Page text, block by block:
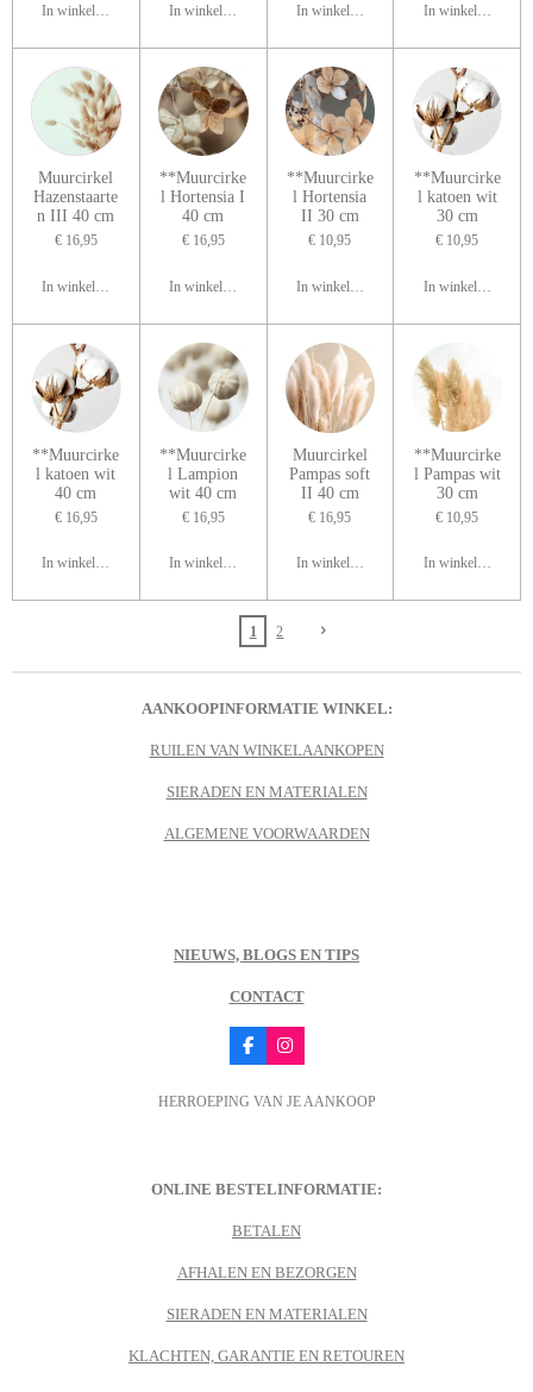
In winkelwagen In winkelwagen In winkelwagen In winkelwagen
Muurcirkel
Hazenstaarte
n III 40 cm
€ 16,95
In winkelwagen
**Muurcirke
l Hortensia I
40 cm
€ 16,95
In winkelwagen
**Muurcirke
l Hortensia
II 30 cm
€ 10,95
In winkelwagen
**Muurcirke
l katoen wit
30 cm
€ 10,95
In winkelwagen
**Muurcirke
l katoen wit
40 cm
€ 16,95
In winkelwagen
**Muurcirke
l Lampion
wit 40 cm
€ 16,95
In winkelwagen
Muurcirkel
Pampas soft
II 40 cm
€ 16,95
In winkelwagen
**Muurcirke
l Pampas wit
30 cm
€ 10,95
In winkelwagen
1 2
AANKOOPINFORMATIE WINKEL:
RUILEN VAN WINKELAANKOPEN
SIERADEN EN MATERIALEN
ALGEMENE VOORWAARDEN
NIEUWS, BLOGS EN TIPS
CONTACT
F
a
e
I
n
t
m
HERROEPING VAN JE AANKOOP
ONLINE BESTELINFORMATIE:
BETALEN
AFHALEN EN BEZORGEN
SIERADEN EN MATERIALEN
KLACHTEN, GARANTIE EN RETOUREN